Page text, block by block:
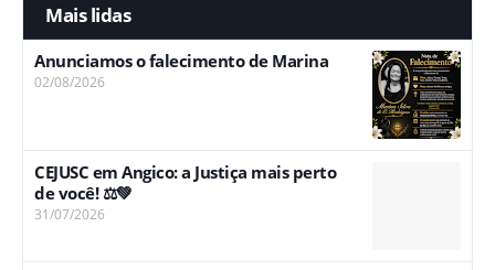
Mais lidas
Anunciamos o falecimento de Marina
02/08/2026
CEJUSC em Angico: a Justiça mais perto
de você! ⚖️💚
31/07/2026